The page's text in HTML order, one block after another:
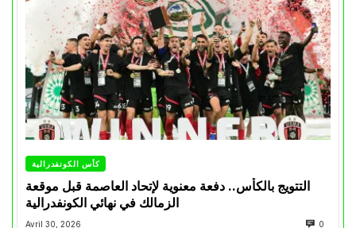
كأس الكونفدرالية
التتويج بالكأس.. دفعة معنوية لإتحاد العاصمة قبل موقعة
الزمالك في نهائي الكونفدرالية
Avril 30, 2026 0